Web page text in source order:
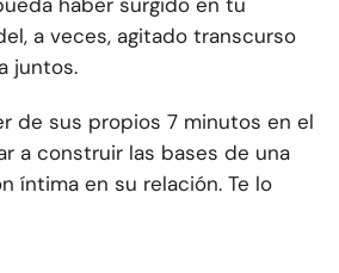
a veces, agitado transcurso
juntos.
de sus propios 7 minutos en el
a construir las bases de una
íntima en su relación. Te lo